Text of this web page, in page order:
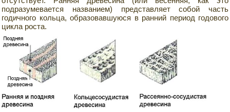
подразумевается названием) представляет собой часть
годичного кольца, образовавшуюся в ранний период годового
цикла роста.